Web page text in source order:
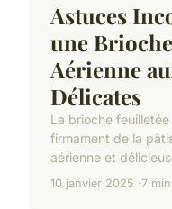
Astuces
une
Aérienne
Délicates
La brioche
firmament de la
aérienne et
10 janvier 2025 7